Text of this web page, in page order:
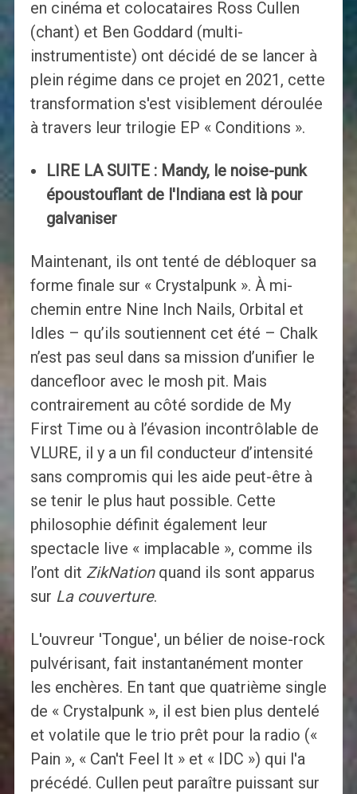
en cinéma et colocataires Ross Cullen
(chant) et Ben Goddard (multi-
instrumentiste) ont décidé de se lancer à
plein régime dans ce projet en 2021, cette
transformation s'est visiblement déroulée
à travers leur trilogie EP « Conditions ».
LIRE LA SUITE : Mandy, le noise-punk
époustouflant de l'Indiana est là pour
galvaniser
Maintenant, ils ont tenté de débloquer sa
forme finale sur « Crystalpunk ». À mi-
chemin entre Nine Inch Nails, Orbital et
Idles – qu’ils soutiennent cet été – Chalk
n’est pas seul dans sa mission d’unifier le
dancefloor avec le mosh pit. Mais
contrairement au côté sordide de My
First Time ou à l’évasion incontrôlable de
VLURE, il y a un fil conducteur d’intensité
sans compromis qui les aide peut-être à
se tenir le plus haut possible. Cette
philosophie définit également leur
spectacle live « implacable », comme ils
l’ont dit ZikNationquand ils sont apparus
sur La couverture.
L'ouvreur 'Tongue', un bélier de noise-rock
pulvérisant, fait instantanément monter
les enchères. En tant que quatrième single
de « Crystalpunk », il est bien plus dentelé
et volatile que le trio prêt pour la radio («
Pain », « Can't Feel It » et « IDC ») qui l'a
précédé. Cullen peut paraître puissant sur